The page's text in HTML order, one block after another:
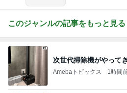
このジャンルの記事をもっと見る
次世代掃除機がやって
Amebaトピックス 1時間